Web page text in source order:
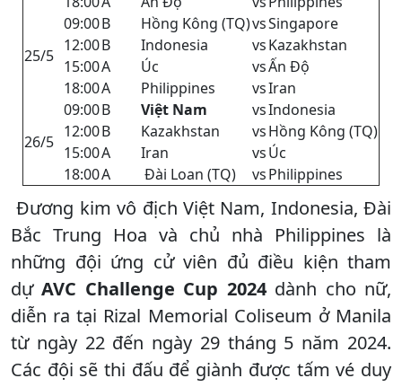
25/5
09:00B Hồng Kông (TQ)vsSingapore
12:00B Indonesia vsKazakhstan
15:00A Úc vsẤn Độ
18:00A Philippines vsIran
26/5
09:00B Việt Nam vsIndonesia
12:00B Kazakhstan vsHồng Kông (TQ)
15:00A Iran vsÚc
18:00A Đài Loan (TQ) vsPhilippines
Đương kim vô địch Việt Nam, Indonesia, Đài
Bắc Trung Hoa và chủ nhà Philippines là
những đội ứng cử viên đủ điều kiện tham
dựAVC Challenge Cup 2024dành cho nữ,
diễn ra tại Rizal Memorial Coliseum ở Manila
từ ngày 22 đến ngày 29 tháng 5 năm 2024.
Các đội sẽ thi đấu để giành được tấm vé duy